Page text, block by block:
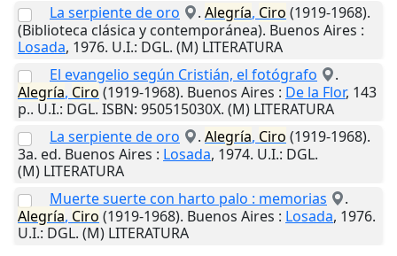
La serpiente de oro
. Alegría, Ciro (1919-1968).
(Biblioteca clásica y contemporánea). Buenos Aires :
Losada, 1976. U.I.: DGL. (M) LITERATURA
El evangelio según Cristián, el fotógrafo
.
Alegría, Ciro (1919-1968). Buenos Aires : De la Flor, 143
p.. U.I.: DGL. ISBN: 950515030X. (M) LITERATURA
La serpiente de oro
. Alegría, Ciro (1919-1968).
3a. ed. Buenos Aires : Losada, 1974. U.I.: DGL.
(M) LITERATURA
Muerte suerte con harto palo : memorias
.
Alegría, Ciro (1919-1968). Buenos Aires : Losada, 1976.
U.I.: DGL. (M) LITERATURA